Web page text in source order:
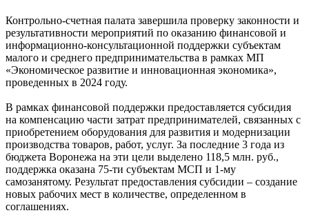
Контрольно-счетная палата завершила проверку законности и
результативности мероприятий по оказанию финансовой и
информационно-консультационной поддержки субъектам
малого и среднего предпринимательства в рамках МП
«Экономическое развитие и инновационная экономика»,
проведенных в 2024 году.
В рамках финансовой поддержки предоставляется субсидия
на компенсацию части затрат предпринимателей, связанных с
приобретением оборудования для развития и модернизации
производства товаров, работ, услуг. За последние 3 года из
бюджета Воронежа на эти цели выделено 118,5 млн. руб.,
поддержка оказана 75-ти субъектам МСП и 1-му
самозанятому. Результат предоставления субсидии – создание
новых рабочих мест в количестве, определенном в
соглашениях.